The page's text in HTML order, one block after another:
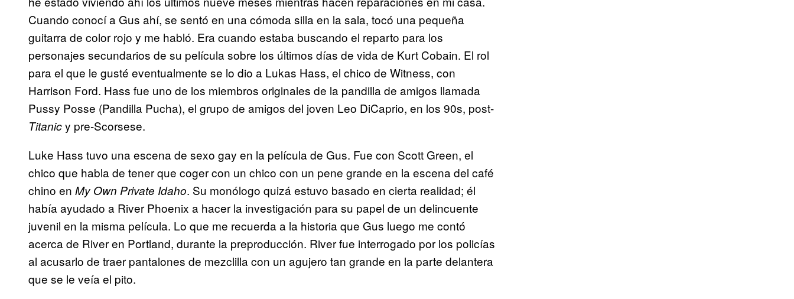
Cuando conocí a Gus ahí, se sentó en una cómoda silla en la sala, tocó una pequeña
guitarra de color rojo y me habló. Era cuando estaba buscando el reparto para los
personajes secundarios de su película sobre los últimos días de vida de Kurt Cobain. El rol
para el que le gusté eventualmente se lo dio a Lukas Hass, el chico de Witness, con
Harrison Ford. Hass fue uno de los miembros originales de la pandilla de amigos llamada
Pussy Posse (Pandilla Pucha), el grupo de amigos del joven Leo DiCaprio, en los 90s, post-
Titanicy pre-Scorsese.
Luke Hass tuvo una escena de sexo gay en la película de Gus. Fue con Scott Green, el
chico que habla de tener que coger con un chico con un pene grande en la escena del café
chino en My Own Private Idaho. Su monólogo quizá estuvo basado en cierta realidad; él
había ayudado a River Phoenix a hacer la investigación para su papel de un delincuente
juvenil en la misma película. Lo que me recuerda a la historia que Gus luego me contó
acerca de River en Portland, durante la preproducción. River fue interrogado por los policías
al acusarlo de traer pantalones de mezclilla con un agujero tan grande en la parte delantera
que se le veía el pito.